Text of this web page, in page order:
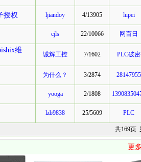
授权 ljiandoy 4/13905 lupei
cjls 22/10066 网百日
维
诚辉工控 7/1602 PLC破密
为什么？ 3/2874 28147955
yooga 2/1808
lzb9838 25/5609 PLC
共169页
更